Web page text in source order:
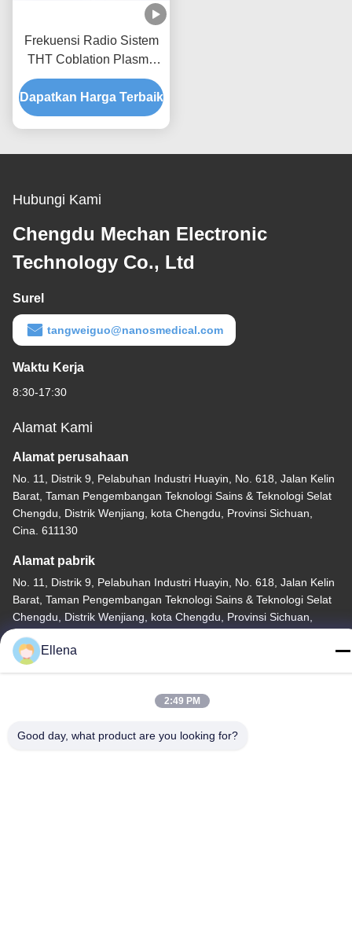
Frekuensi Radio Sistem
THT Coblation Plasma
Surgery Untuk Perawatan
Mendengkur
Dapatkan Harga Terbaik
Hubungi Kami
Chengdu Mechan Electronic
Technology Co., Ltd
Surel
tangweiguo@nanosmedical.com
Waktu Kerja
8:30-17:30
Alamat Kami
Alamat perusahaan
No. 11, Distrik 9, Pelabuhan Industri Huayin, No. 618, Jalan Kelin
Barat, Taman Pengembangan Teknologi Sains & Teknologi Selat
Chengdu, Distrik Wenjiang, kota Chengdu, Provinsi Sichuan,
Cina. 611130
Alamat pabrik
No. 11, Distrik 9, Pelabuhan Industri Huayin, No. 618, Jalan Kelin
Barat, Taman Pengembangan Teknologi Sains & Teknologi Selat
Chengdu, Distrik Wenjiang, kota Chengdu, Provinsi Sichuan,
Tel
Ellena
2:49 PM
Good day, what product are you looking for?